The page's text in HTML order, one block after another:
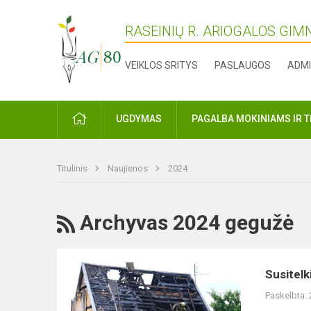
RASEINIŲ R. ARIOGALOS
VEIKLOS SRITYS PASLAUGOS
PRADŽIAUGDYMAS PAGALBA MOKINIAMS IR
Titulinis Naujienos 2024
RSS
Archyvas 2024 gegužė
Susitelkime
padėkime
Paskelbta: